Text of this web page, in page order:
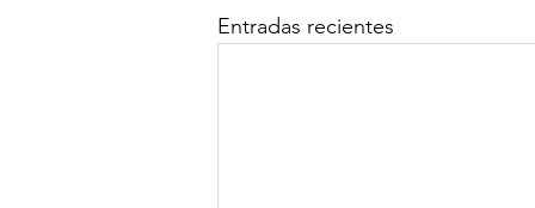
Entradas recientes